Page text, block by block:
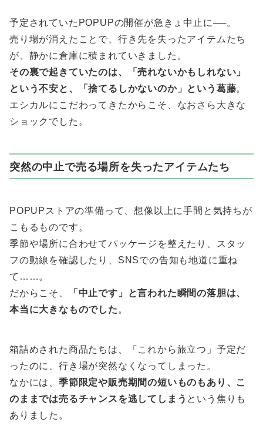
予定されていたPOPUPの開催が急きょ中止に──。
売り場が消えたことで、行き先を失ったアイテムたち
が、静かに倉庫に積まれていきました。
その裏で起きていたのは、「売れないかもしれない」
という不安と、「捨てるしかないのか」という葛藤。
エシカルにこだわってきたからこそ、なおさら大きな
ショックでした。
突然の中止で売る場所を失ったアイテムたち
POPUPストアの準備って、想像以上に手間と気持ちが
こもるものです。
季節や場所に合わせてパッケージを整えたり、スタッ
フの動線を確認したり、SNSでの告知も地道に重ね
て……。
だからこそ、
「中止です」と言われた瞬間の落胆は、
本当に大きなものでした 。
箱詰めされた商品たちは、「これから旅立つ」予定だ
ったのに、行き場が突然なくなってしまった。
なかには、 季節限定や販売期間の短いものもあり、こ
のままでは売るチャンスを逃してしまう という焦りも
ありました。